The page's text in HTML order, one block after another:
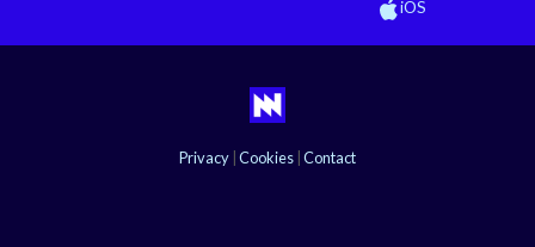
iOS
Privacy Cookies Contact